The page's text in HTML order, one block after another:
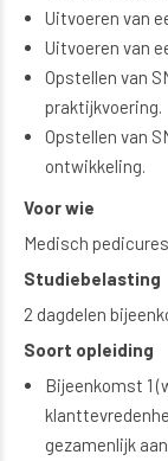
Uitvoeren van
Uitvoeren van
Opstellen van
praktijkvoering.
Opstellen van
ontwikkeling.
Voor wie
Medisch
Studiebelasting
2 dagdelen
Soort opleiding
Bijeenkomst 1
gezamenlijk